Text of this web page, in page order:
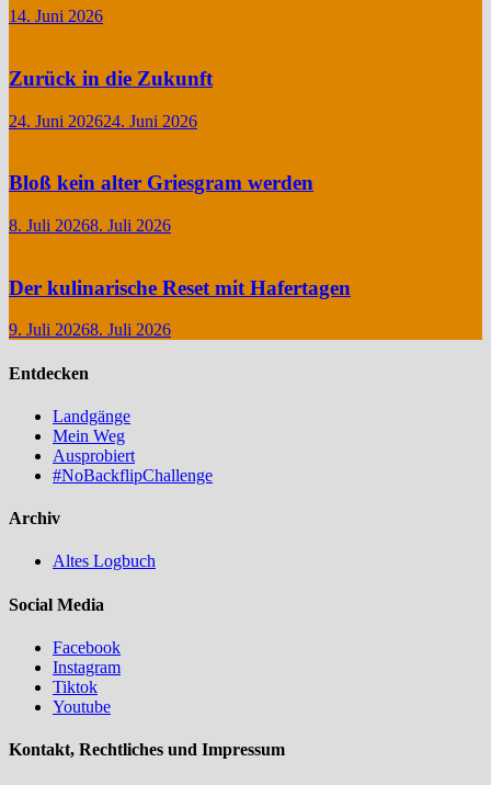
14. Juni 2026
Zurück in die Zukunft
24. Juni 202624. Juni 2026
Bloß kein alter Griesgram werden
8. Juli 20268. Juli 2026
Der kulinarische Reset mit Hafertagen
9. Juli 20268. Juli 2026
Entdecken
Landgänge
Mein Weg
Ausprobiert
#NoBackflipChallenge
Archiv
Altes Logbuch
Social Media
Facebook
Instagram
Tiktok
Youtube
Kontakt, Rechtliches und Impressum